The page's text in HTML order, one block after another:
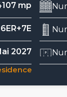
mp
2027